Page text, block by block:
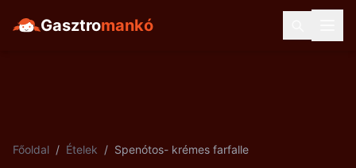
Gasztromankó
Főoldal / Ételek / Spenótos- krémes farfalle